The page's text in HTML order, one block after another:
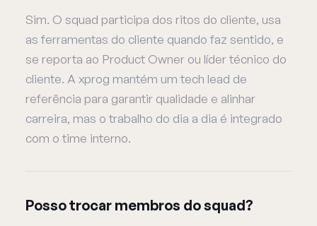
Sim. O squad participa dos ritos do cliente, usa
as ferramentas do cliente quando faz sentido, e
se reporta ao Product Owner ou líder técnico do
cliente. A xprog mantém um tech lead de
referência para garantir qualidade e alinhar
carreira, mas o trabalho do dia a dia é integrado
com o time interno.
Posso trocar membros do squad?